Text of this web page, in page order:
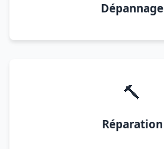
Dépannage
🔨
Réparation